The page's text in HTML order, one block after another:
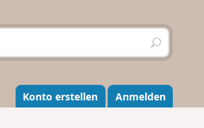
S
u
h
e
n
Konto erstellen Anmelden